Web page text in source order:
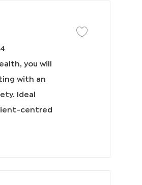
you will
with an
Ideal
centred
保存工作